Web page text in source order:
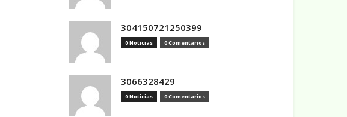
304150721250399
0 Noticias 0 Comentarios
3066328429
0 Noticias 0 Comentarios